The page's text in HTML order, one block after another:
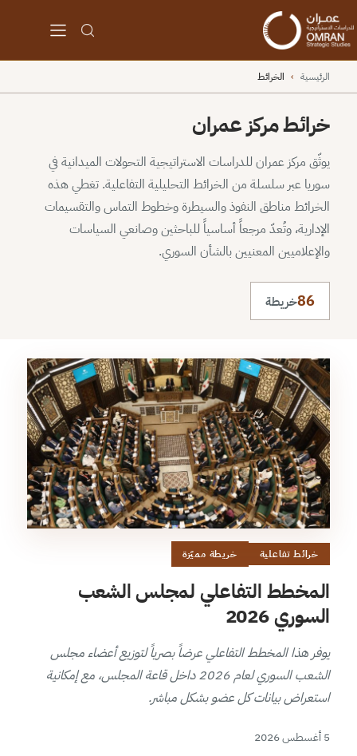
الرئيسية › الخرائط
خرائط مركز عمران
يوثّق مركز عمران للدراسات الاستراتيجية التحولات الميدانية في
سوريا عبر سلسلة من الخرائط التحليلية التفاعلية. تغطي هذه
الخرائط مناطق النفوذ والسيطرة وخطوط التماس والتقسيمات
الإدارية، وتُعدّ مرجعاً أساسياً للباحثين وصانعي السياسات
والإعلاميين المعنيين بالشأن السوري.
86خريطة
خرائط تفاعلية خريطة مميّزة
المخطط التفاعلي لمجلس الشعب
السوري 2026
يوفر هذا المخطط التفاعلي عرضاً بصرياً لتوزيع أعضاء مجلس
الشعب السوري لعام 2026 داخل قاعة المجلس، مع إمكانية
استعراض بيانات كل عضو بشكل مباشر.
5 أغسطس 2026